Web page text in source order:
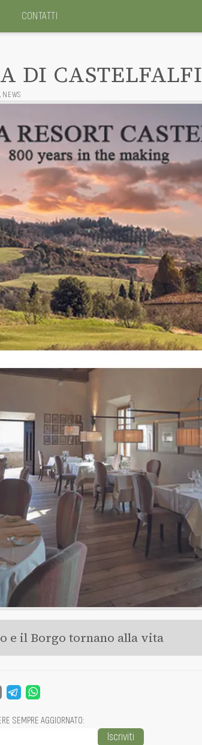
CONTATTI
DI CASTELFALFI
, NEWS
e il Borgo tornano alla vita
SEMPRE AGGIORNATO:
Iscriviti